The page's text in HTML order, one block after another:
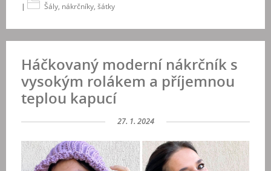
| Šály, nákrčníky, šátky
Háčkovaný moderní nákrčník s
vysokým rolákem a příjemnou
teplou kapucí
27. 1. 2024